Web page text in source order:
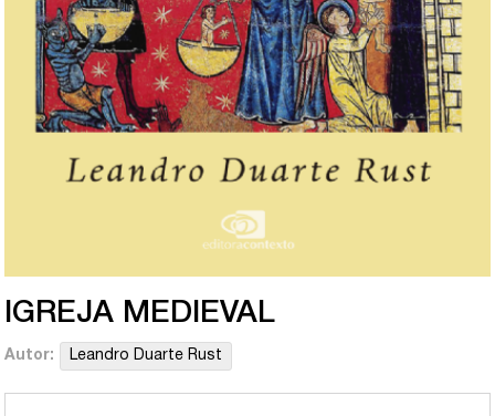
IGREJA MEDIEVAL
Autor: Leandro Duarte Rust